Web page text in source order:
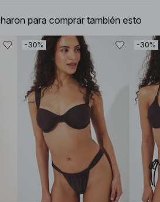
para comprar también esto
-30% -30%